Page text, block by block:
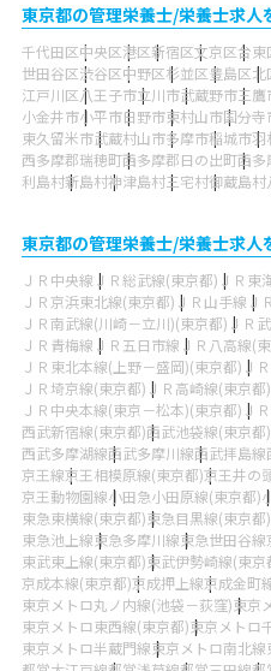
東京都の管理栄養士/栄養士求人
千代田区中央区港区新宿区文京区台東
世田谷区渋谷区中野区杉並区豊島区北
江戸川区八王子市立川市武蔵野市三鷹
小金井市小平市日野市東村山市国分寺
東久留米市武蔵村山市多摩市稲城市羽
西多摩郡瑞穂町西多摩郡日の出町西多
利島村新島村神津島村三宅村御蔵島村
東京都の管理栄養士/栄養士求人
ＪＲ中央線 ＪＲ総武線(東京都) ＪＲ東
ＪＲ京浜東北線(東京都) ＪＲ山手線 Ｊ
ＪＲ南武線(川崎－立川)(東京都) ＪＲ
ＪＲ青梅線 ＪＲ五日市線 ＪＲ八高線(
ＪＲ東北本線(上野－盛岡)(東京都) Ｊ
ＪＲ埼京線(東京都) ＪＲ高崎線(東京都)
ＪＲ中央本線(東京－松本)(東京都) Ｊ
西武新宿線(東京都)西武池袋線(東京都)
西武多摩湖線西武多摩川線西武拝島線
京王線京王相模原線(東京都)京王井の
京王動物園線小田急小田原線(東京都)
東急東横線(東京都)東急目黒線(東京都)
東急池上線東急多摩川線東急世田谷線
東武東上線(東京都)東武伊勢崎線(東京
京成本線(東京都)京成押上線京成金町
東京メトロ丸ノ内線(池袋－荻窪)東京
東京メトロ東西線(東京都)東京メトロ
東京メトロ半蔵門線東京メトロ南北線